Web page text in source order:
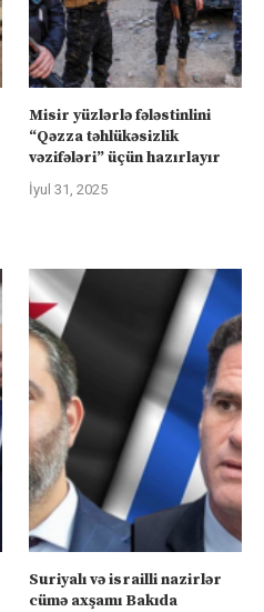
Misir yüzlərlə fələstinlini
“Qəzza təhlükəsizlik
vəzifələri” üçün hazırlayır
İyul 31, 2025
Suriyalı və israilli nazirlər
cümə axşamı Bakıda